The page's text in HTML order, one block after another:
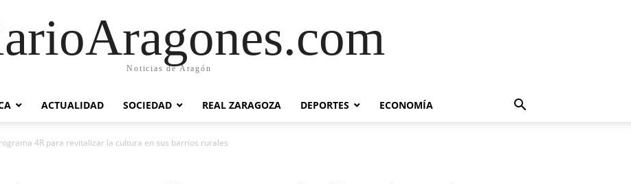
Noticias de Aragón
ACTUALIDAD SOCIEDAD REAL ZARAGOZA DEPORTES ECONOMÍA
4R para revitalizar la cultura en sus barrios rurales